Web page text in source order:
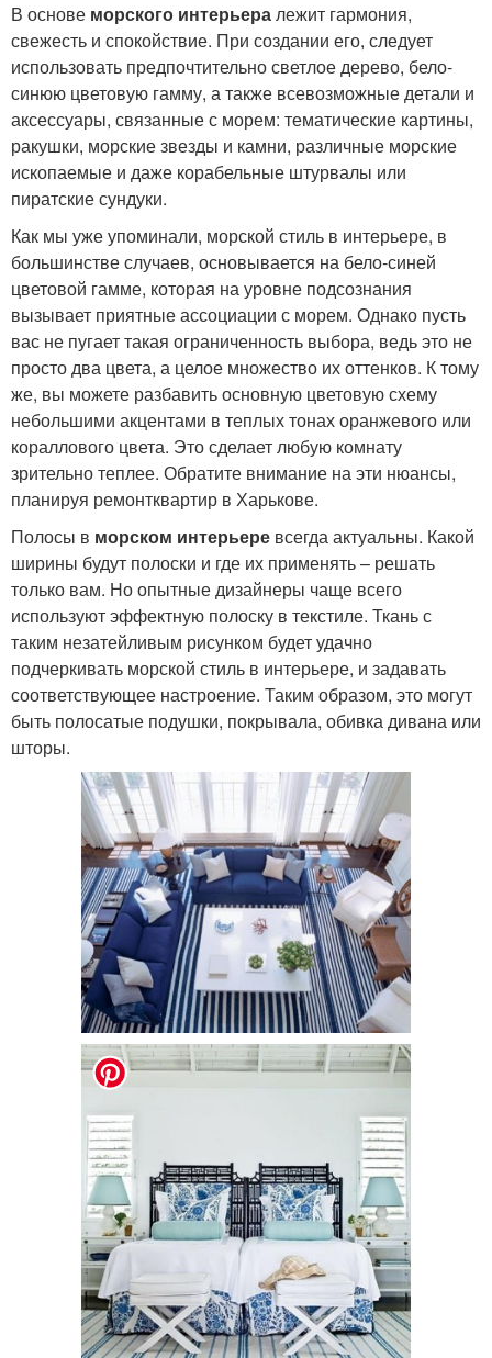
В основе морского интерьералежит гармония,
свежесть и спокойствие. При создании его, следует
использовать предпочтительно светлое дерево, бело-
синюю цветовую гамму, а также всевозможные детали и
аксессуары, связанные с морем: тематические картины,
ракушки, морские звезды и камни, различные морские
ископаемые и даже корабельные штурвалы или
пиратские сундуки.
Как мы уже упоминали, морской стиль в интерьере, в
большинстве случаев, основывается на бело-синей
цветовой гамме, которая на уровне подсознания
вызывает приятные ассоциации с морем. Однако пусть
вас не пугает такая ограниченность выбора, ведь это не
просто два цвета, а целое множество их оттенков. К тому
же, вы можете разбавить основную цветовую схему
небольшими акцентами в теплых тонах оранжевого или
кораллового цвета. Это сделает любую комнату
зрительно теплее. Обратите внимание на эти нюансы,
планируя ремонтквартир в Харькове.
Полосы в морском интерьере всегда актуальны. Какой
ширины будут полоски и где их применять – решать
только вам. Но опытные дизайнеры чаще всего
используют эффектную полоску в текстиле. Ткань с
таким незатейливым рисунком будет удачно
подчеркивать морской стиль в интерьере, и задавать
соответствующее настроение. Таким образом, это могут
быть полосатые подушки, покрывала, обивка дивана или
шторы.